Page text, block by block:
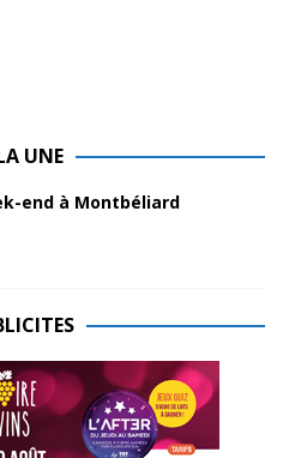
UNE
end à Montbéliard